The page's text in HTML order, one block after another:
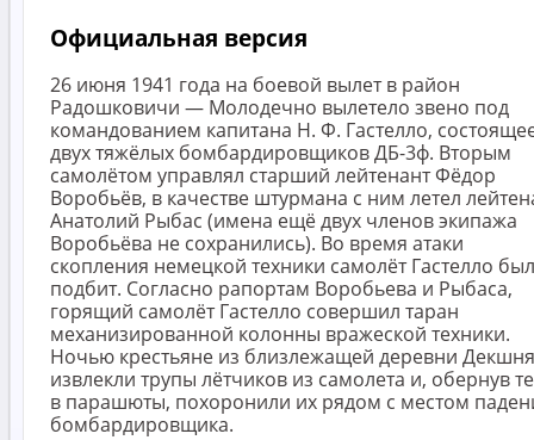
Официальная версия
26 июня 1941 года на боевой вылет в район
Радошковичи — Молодечно вылетело звено под
командованием капитана Н. Ф. Гастелло,
двух тяжёлых бомбардировщиков ДБ-3ф. Вторым
самолётом управлял старший лейтенант Фёдор
Воробьёв, в качестве штурмана с ним летел
Анатолий Рыбас (имена ещё двух членов экипажа
Воробьёва не сохранились). Во время атаки
скопления немецкой техники самолёт Гастелло был
подбит. Согласно рапортам Воробьева и Рыбаса,
горящий самолёт Гастелло совершил таран
механизированной колонны вражеской техники.
Ночью крестьяне из близлежащей деревни
извлекли трупы лётчиков из самолета и, обернув
в парашюты, похоронили их рядом с местом
бомбардировщика.